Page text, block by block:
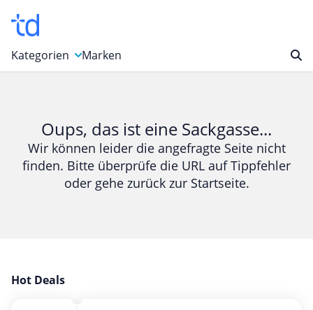
Kategorien
Bücher & Magazine
Computer & Elektronik
Entertainment & Media
Garten, Haushalt & Tiere
Marken
Oups, das ist eine Sackgasse...
Wir können leider die angefragte Seite nicht
finden. Bitte überprüfe die URL auf Tippfehler
oder gehe zurück zur Startseite.
Hot Deals